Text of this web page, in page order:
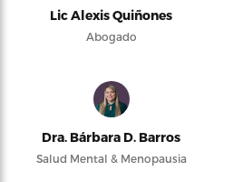
Lic Alexis Quiñones
Abogado
Dra. Bárbara D. Barros
Salud Mental & Menopausia